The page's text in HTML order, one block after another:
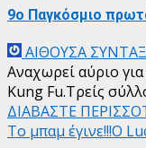
9ο Παγκόσμιο
ΑΙΘΟΥΣΑ
Αναχωρεί αύριο
Kung Fu.Τρείς
ΔΙΑΒΑΣΤΕ
Το μπαμ έγινε!!!Ο